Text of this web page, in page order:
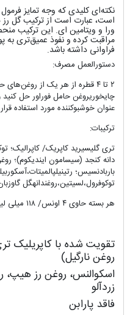
نکته‌ای کلیدی که وجه تمایز
است، عبارت است از ترکیب گل رز
ورا و ویتامین ای. این ترکیب
مراقبت کرده و نفوذ عمیق‌تری به
فراوانی داشته باشد.
دستورالعمل مصرف:
۲ تا ۴ قطره از هر یک از
چایخوریروغن حامل فوراور حل
عنوان خوشبوکننده مورد استفاده
ترکیبات:
تری گلیسیرید کاپریک/ کاپرالیک؛
دانه کنجد (سیسامون ایندیکوم)؛
باربادنسیس؛
توکوفرول،لسیتین،روغندانهگل
هر بسته حاوی ۴ اونس/ ۱۱۸ میلی لیتر
تقویت شده با کاپریلیک
روغن نارگیل)
اسکوالنس، روغن رز هیپ،
زردآلو
فاقد پارابن